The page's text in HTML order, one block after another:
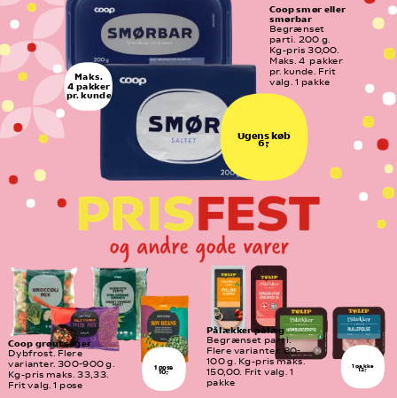
Ugens køb
6,-
Coop smør eller
smørbar
Begrænset
parti. 200 g.
Kg-pris 30,00.
Maks. 4  pakker
pr. kunde. Frit
valg. 1 pakke
1 pose
10,-
Coop grøntsager
Dybfrost. Flere
varianter. 300-900 g.
Kg-pris maks. 33,33.
Frit valg. 1 pose
1 pakke
12,-
Pålækker pålæg
Begrænset parti.
Flere varianter. 80-
100 g. Kg-pris maks.
150,00. Frit valg. 1
pakke
Maks.
4 pakker
pr. kunde